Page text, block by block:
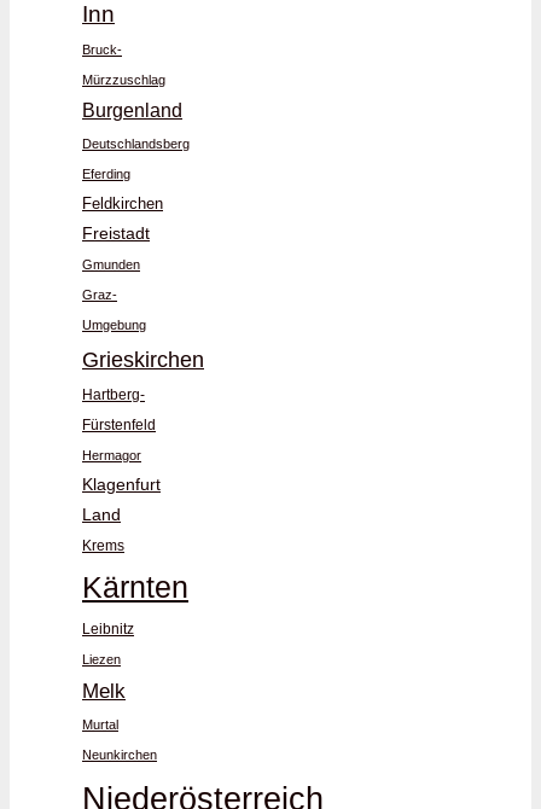
Inn
Bruck-
Mürzzuschlag
Burgenland
Deutschlandsberg
Eferding
Feldkirchen
Freistadt
Gmunden
Graz-
Umgebung
Grieskirchen
Hartberg-
Fürstenfeld
Hermagor
Klagenfurt
Land
Krems
Kärnten
Leibnitz
Liezen
Melk
Murtal
Neunkirchen
Niederösterreich